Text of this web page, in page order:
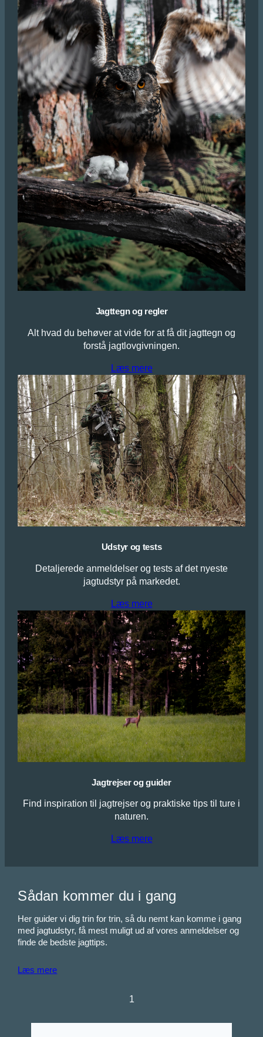
Jagttegn og regler
Alt hvad du behøver at vide for at få dit jagttegn og
forstå jagtlovgivningen.
Læs mere
Udstyr og tests
Detaljerede anmeldelser og tests af det nyeste
jagtudstyr på markedet.
Læs mere
Jagtrejser og guider
Find inspiration til jagtrejser og praktiske tips til ture i
naturen.
Læs mere
Sådan kommer du i gang
Her guider vi dig trin for trin, så du nemt kan komme i gang
med jagtudstyr, få mest muligt ud af vores anmeldelser og
finde de bedste jagttips.
Læs mere
1